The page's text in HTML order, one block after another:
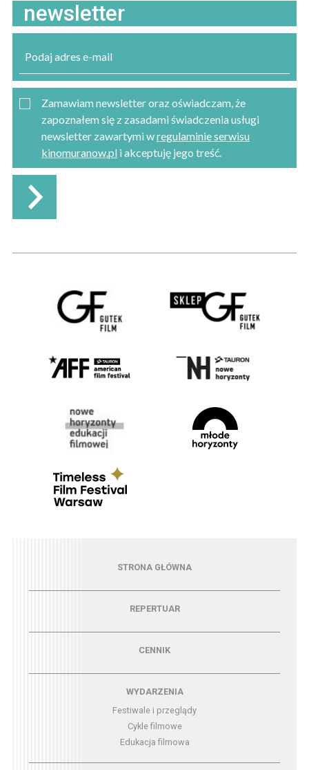
newsletter
Zamawiam newsletter oraz oświadczam, że
zapoznałem się z zasadami świadczenia usługi
newsletter zawartymi wregulaminie serwisu
kinomuranow.pl i akceptuję jego treść.
Menu - strona główna
STRONA GŁÓWNA
Menu - repertuarREPERTUAR
CENNIK
Menu - wydarzeniaWYDARZENIA
Festiwale i przeglądy
Cykle filmowe
Edukacja filmowa